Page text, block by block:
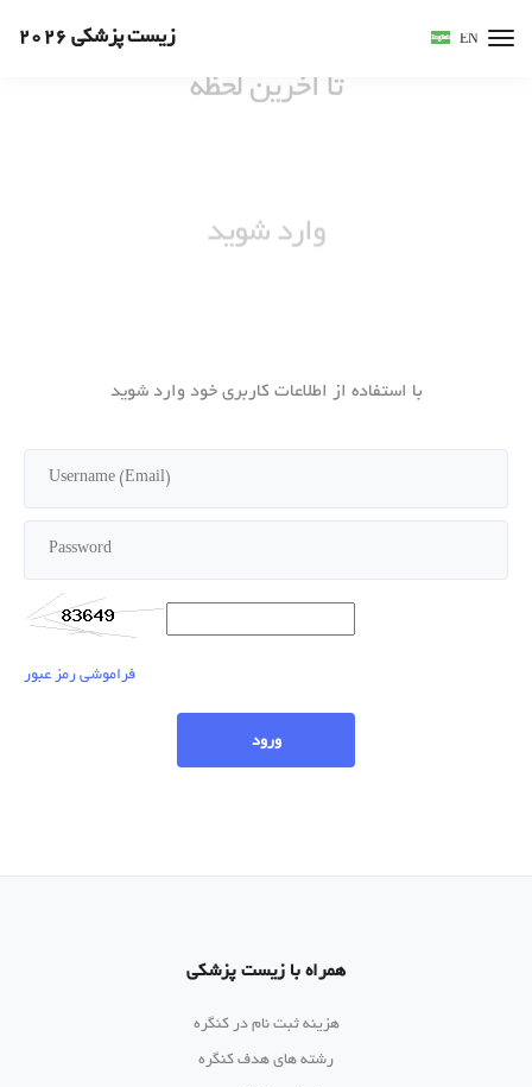
زیست پزشکی 2026 EN
با استفاده از اطلاعات کاربری خود وارد شوید
فراموشی رمز عبور
همراه با زیست پزشکی
هزینه ثبت نام در کنگره
رشته های هدف کنگره